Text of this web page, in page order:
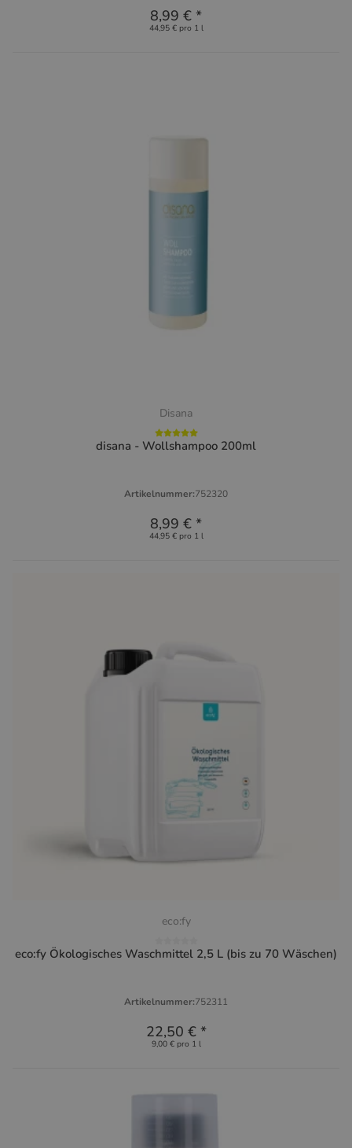
8,99 € *
44,95 € pro 1 l
Disana
disana - Wollshampoo 200ml
Artikelnummer:752320
8,99 € *
44,95 € pro 1 l
eco:fy
eco:fy Ökologisches Waschmittel 2,5 L (bis zu 70 Wäschen)
Artikelnummer:752311
22,50 € *
9,00 € pro 1 l